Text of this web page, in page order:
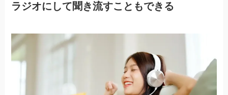
ラジオにして聞き流すこともできる